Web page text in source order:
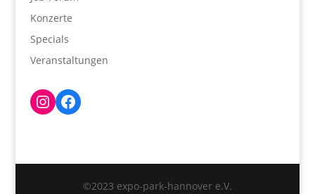
Konzerte
Specials
Veranstaltungen
Instagram
Facebook
©2023 expo-park-hannover e.V.